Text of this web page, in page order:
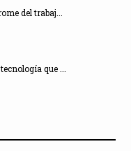
del trabaj...
que ...